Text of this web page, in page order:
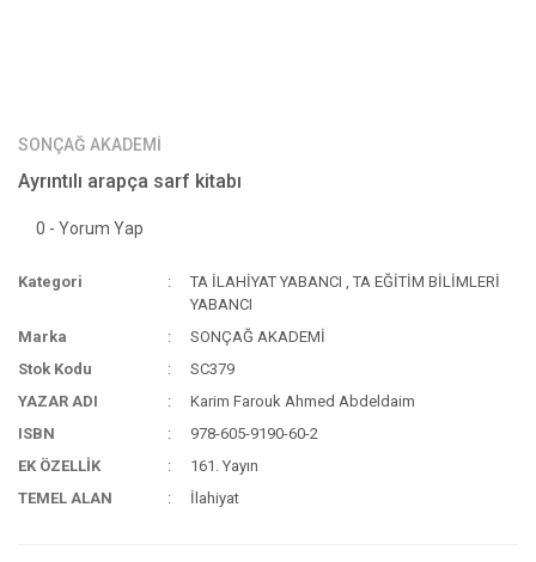
SONÇAĞ AKADEMİ
Ayrıntılı arapça sarf kitabı
0 - Yorum Yap
Kategori TA İLAHİYAT YABANCI ,TA EĞİTİM BİLİMLERİ
YABANCI
Marka
SONÇAĞ AKADEMİ
Stok Kodu
SC379
YAZAR ADI
Karim Farouk Ahmed Abdeldaim
ISBN
978-605-9190-60-2
EK ÖZELLİK
161. Yayın
TEMEL ALAN
İlahiyat